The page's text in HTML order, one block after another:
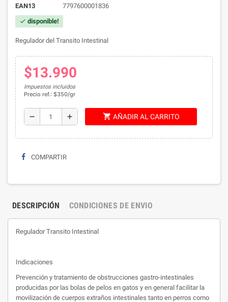
EAN13
7797600001836
check disponible!
Regulador del Transito Intestinal
$13.990
Impuestos incluidos
Precio ref.: $350/gr
remove add shopping_cart AÑADIR AL CARRITO
COMPARTIR
DESCRIPCIÓN CONDICIONES DE ENVIO
Regulador Transito Intestinal
Indicaciones
Prevención y tratamiento de obstrucciones gastro-intestinales
producidas por las bolas de pelos en gatos y en general facilitar la
movilización de cuerpos extraños intestinales tanto en perros como